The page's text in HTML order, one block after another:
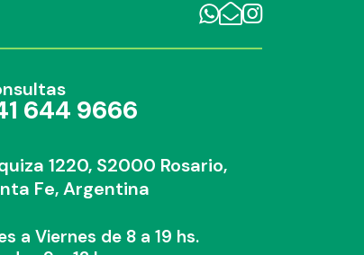
644 9666
1220, S2000 Rosario,
Fe, Argentina
a Viernes de 8 a 19 hs.